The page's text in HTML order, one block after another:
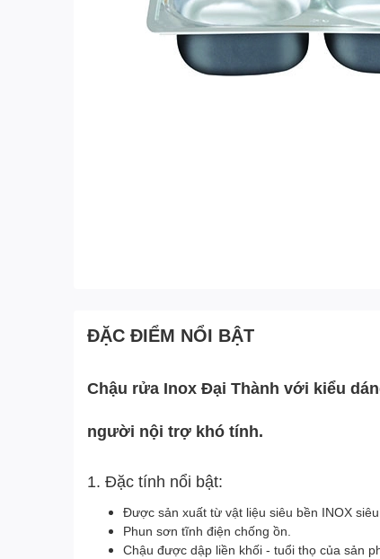
ĐẶC ĐIỂM NỔI BẬT
Chậu rửa Inox Đại Thành với kiểu
người nội trợ khó tính.
1. Đặc tính nổi bật:
Được sản xuất từ vật liệu siêu bền INOX
Phun sơn tĩnh điện chống ồn.
Chậu được dập liền khối - tuổi thọ của sản